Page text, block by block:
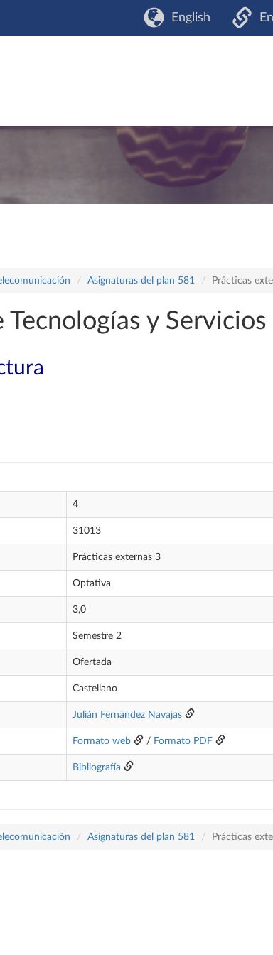
English
Asignaturas del plan 581 Prácticas
y
4
31013
Prácticas externas 3
Optativa
3,0
Semestre 2
Ofertada
Castellano
Julián Fernández Navajas
Formato web / Formato PDF
Bibliografía
Asignaturas del plan 581 Prácticas